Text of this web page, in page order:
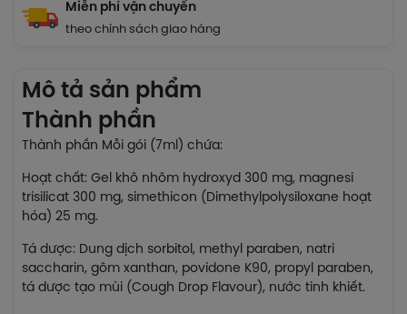
Miễn phí vận chuyển
theo chính sách giao hàng
Mô tả sản phẩm
Thành phần
Thành phần Mỗi gói (7ml) chứa:
Hoạt chất: Gel khô nhôm hydroxyd 300 mg, magnesi
trisilicat 300 mg, simethicon (Dimethylpolysiloxane hoạt
hóa) 25 mg.
Tá dược: Dung dịch sorbitol, methyl paraben, natri
saccharin, gôm xanthan, povidone K90, propyl paraben,
tá dược tạo mùi (Cough Drop Flavour), nước tinh khiết.